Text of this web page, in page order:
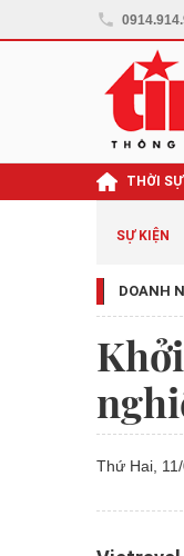
THỜI SỰ
SỰ KIỆN
DOANH
Thứ Hai,